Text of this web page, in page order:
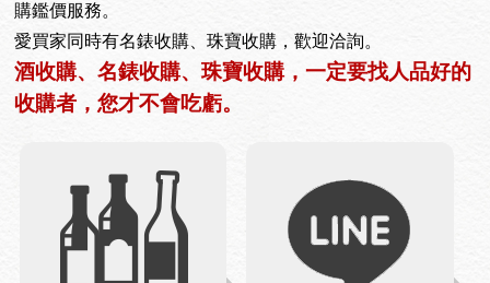
購鑑價服務。
愛買家同時有名錶收購、珠寶收購，歡迎洽詢。
酒收購、名錶收購、珠寶收購，一定要找人品好的
收購者，您才不會吃虧。